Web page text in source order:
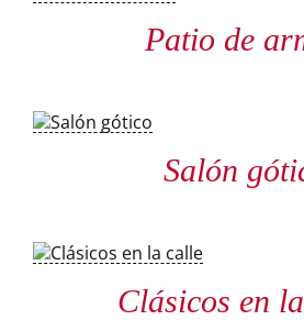
Patio de
Salón
Clásicos en